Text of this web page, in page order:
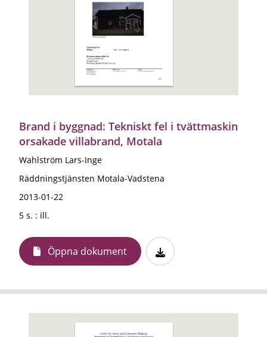
Brand i byggnad: Tekniskt fel i tvättmaskin
orsakade villabrand, Motala
Wahlström Lars-Inge
Räddningstjänsten Motala-Vadstena
2013-01-22
5 s. : ill.
Öppna dokument